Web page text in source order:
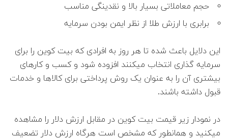
حجم معاملاتی بسیار بالا و نقدینگی مناسب
برابری با ارزش طلا از نظر ایمن بودن سرمایه
این دلایل باعث شده تا هر روز به افرادی که بیت کوین را برای
سرمایه گذاری انتخاب میکنند افزوده شود و کسب و کارهای
بیشتری آن را به عنوان یک روش پرداختی برای کالاها و خدمات
قبول داشته باشند.
در نمودار زیر قیمت بیت کوین در مقابل ارزش دلار را مشاهده
میکنید و همانطور که مشخص است هرگاه ارزش دلار تضعیف